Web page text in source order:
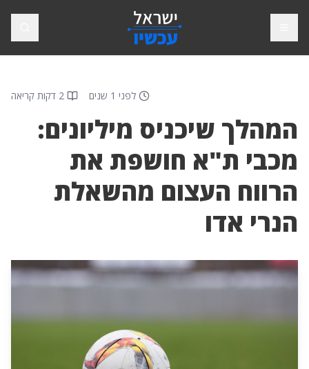
לפני 1 שנים 2 דקות קריאה
המהלך שיכניס מיליונים:
מכבי ת"א חושפת את
הרווח העצום מהשאלת
הנרי אדו